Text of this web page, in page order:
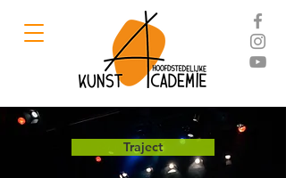
Traject